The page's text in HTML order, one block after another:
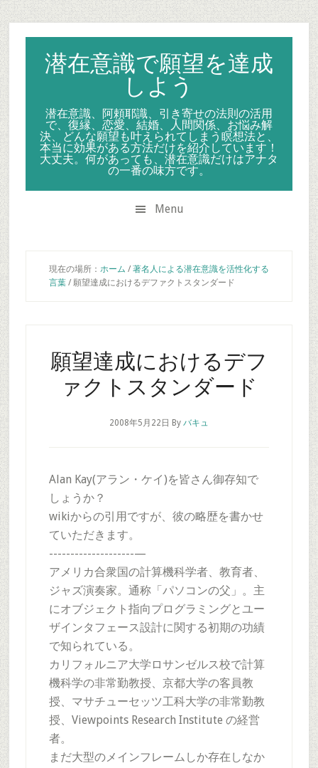
Skip
to
secondary
menu
Skip
to
main
content
Skip
to
primary
sidebar
潜在意識で願望を達成
しよう
潜在意識、阿頼耶識、引き寄せの法則の活用
で、復縁、恋愛、結婚、人間関係、お悩み解
決、どんな願望も叶えられてしまう瞑想法と、
本当に効果がある方法だけを紹介しています！
大丈夫。何があっても、潜在意識だけはアナタ
の一番の味方です。
Menu
現在の場所： ホーム / 著名人による潜在意識を活性化する
言葉 /願望達成におけるデファクトスタンダード
願望達成におけるデフ
ァクトスタンダード
2008年5月22日 By バキュ
Alan Kay(アラン・ケイ)を皆さん御存知で
しょうか？
wikiからの引用ですが、彼の略歴を書かせ
ていただきます。
--------------------—
アメリカ合衆国の計算機科学者、教育者、
ジャズ演奏家。通称「パソコンの父」。主
にオブジェクト指向プログラミングとユー
ザインタフェース設計に関する初期の功績
で知られている。
カリフォルニア大学ロサンゼルス校で計算
機科学の非常勤教授、京都大学の客員教
授、マサチューセッツ工科大学の非常勤教
授、Viewpoints Research Institute の経営
者。
まだ大型のメインフレームしか存在しなか